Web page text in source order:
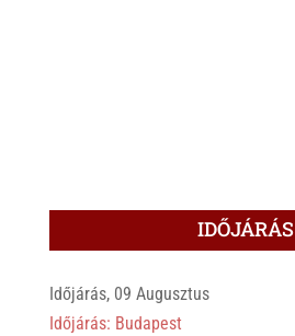
IDŐJÁRÁS
Időjárás, 09 Augusztus
Időjárás: Budapest